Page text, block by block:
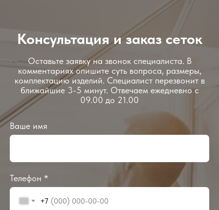
Консультация и заказ сеток
Оставьте заявку на звонок специалиста. В
комментариях опишите суть вопроса, размеры,
комплектацию изделий. Специалист перезвонит в
ближайшие 3-5 минут. Отвечаем ежедневно с
09.00 до 21.00
Ваше имя
Телефон *
+7